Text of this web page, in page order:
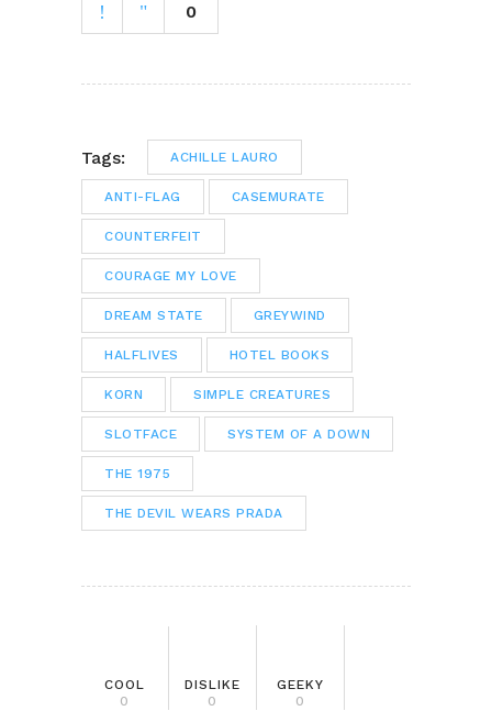
0
Tags: ACHILLE LAURO
ANTI-FLAG CASEMURATE
COUNTERFEIT
COURAGE MY LOVE
DREAM STATE GREYWIND
HALFLIVES HOTEL BOOKS
KORN SIMPLE CREATURES
SLOTFACE SYSTEM OF A DOWN
THE 1975
THE DEVIL WEARS PRADA
COOL
0
DISLIKE
0
GEEKY
0